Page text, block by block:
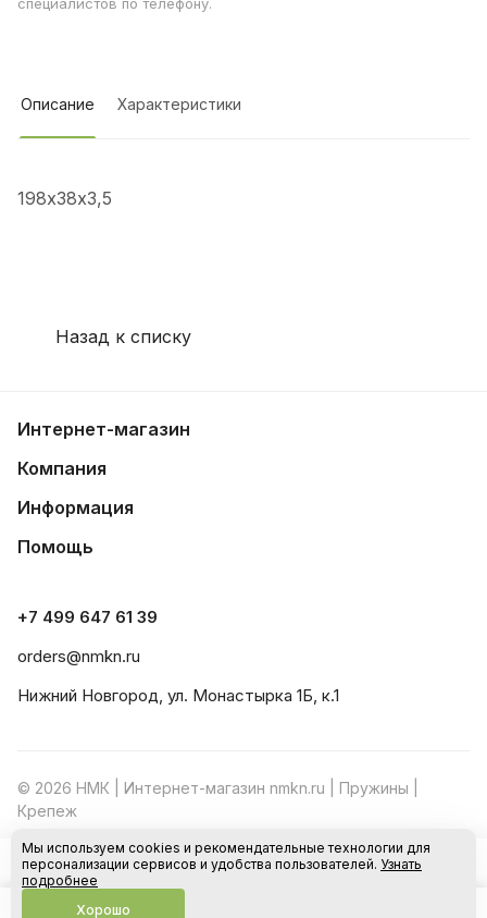
В корзину
специалистов по телефону.
Описание Характеристики
198х38х3,5
Назад к списку
Интернет-магазин
Компания
Информация
Помощь
+7 499 647 61 39
orders@nmkn.ru
Нижний Новгород, ул. Монастырка 1Б, к.1
© 2026 НМК | Интернет-магазин nmkn.ru | Пружины |
Крепеж
Конфиденциальность Оферта
Мы используем cookies и рекомендательные технологии для
персонализации сервисов и удобства пользователей. Узнать
подробнее
Хорошо